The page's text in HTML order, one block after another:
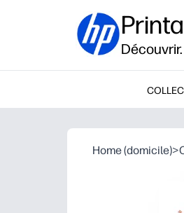
Home (domicile)>